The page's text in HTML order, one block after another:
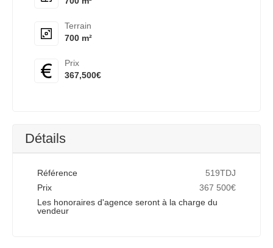
Terrain
700 m²
Prix
367,500€
Détails
Référence
519TDJ
Prix
367 500€
Les honoraires d'agence seront à la charge du
vendeur